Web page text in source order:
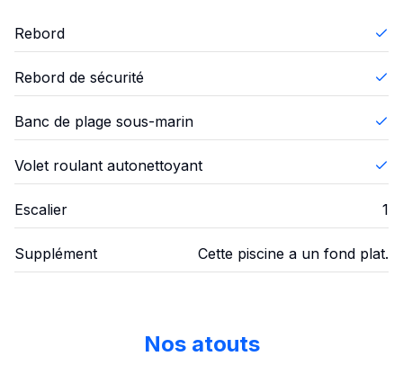
Rebord
Rebord de sécurité
Banc de plage sous-marin
Volet roulant autonettoyant
Escalier 1
Supplément Cette piscine a un fond plat.
Nos atouts